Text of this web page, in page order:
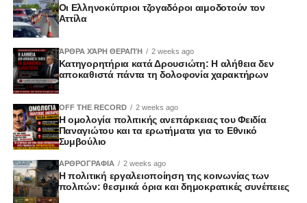
Οι Ελληνοκύπριοι τζογαδόροι αιμοδοτούν τον
Αττίλα
ΆΡΘΡΑ ΧΆΡΗ ΘΕΡΑΠΉ 2 weeks ago
Κατηγορητήρια κατά Δρουσιώτη: Η αλήθεια δεν
αποκαθιστά πάντα τη δολοφονία χαρακτήρων
OFF THE RECORD 2 weeks ago
Η ομολογία πολιτικής ανεπάρκειας του Φειδία
Παναγιώτου και τα ερωτήματα για το Εθνικό
Συμβούλιο
ΑΡΘΡΟΓΡΑΦΙΑ 2 weeks ago
Η πολιτική εργαλειοποίηση της κοινωνίας των
πολιτών: θεσμικά όρια και δημοκρατικές συνέπειες